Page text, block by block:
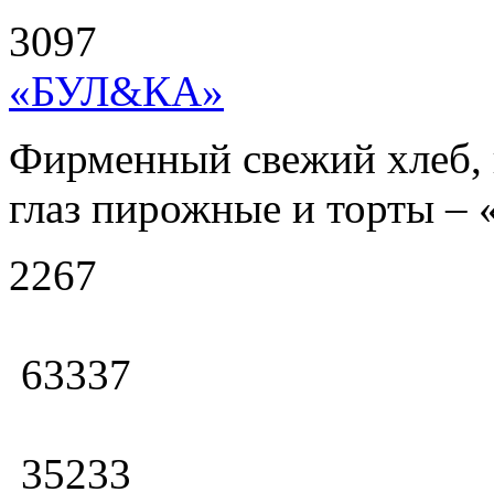
3097
«БУЛ&КА»
Фирменный свежий хлеб,
глаз пирожные и торты
2267
63337
35233